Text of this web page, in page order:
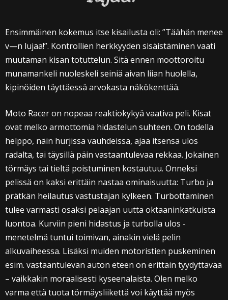
Ensimmäinen kokemus itse kisailusta oli: ”Täähän menee
v—n lujaa!”. Kontrollien herkkyyden sisäistäminen vaati
muutaman kisan totuttelun. Sitä ennen moottoroitu
munamankeli nuoleskeli seiniä aivan liian huolella,
kipinöiden täyttäessä arvokasta näkökenttää.
Moto Racer on nopeaa reaktiokykyä vaativa peli. Kisat
ovat melko armottomia hidastelun suhteen. On todella
helppo, näin hurjissa vauhdeissa, ajaa itsensä ulos
radalta, tai täysillä päin vastaantulevaa rekkaa. Jokainen
törmäys tai tieltä poistuminen kostautuu. Onneksi
pelissä on kaksi erittäin nastaa ominaisuutta: Turbo ja
prätkän heilautus vastustajan kylkeen. Turbottaminen
tulee varmasti osaksi pelaajan uutta oktaaninkatkuista
luontoa. Kurviin pieni hidastus ja turbolla ulos -
menetelmä tuntui toimivan, ainakin vielä pelin
alkuvaiheessa. Lisäksi muiden motoristien puskeminen
esim. vastaantulevan auton eteen on erittäin tyydyttävää
– vaikkakin moraalisesti kyseenalaista. Olen melko
varma että tuota törmäysliikettä voi käyttää myös